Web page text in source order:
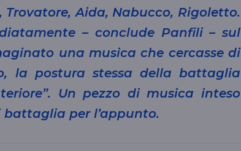
Aida, Nabucco, Rigoletto.
– conclude Panfili – sul
una musica che cercasse di
la postura stessa della battaglia
Un pezzo di musica inteso
per l’appunto.